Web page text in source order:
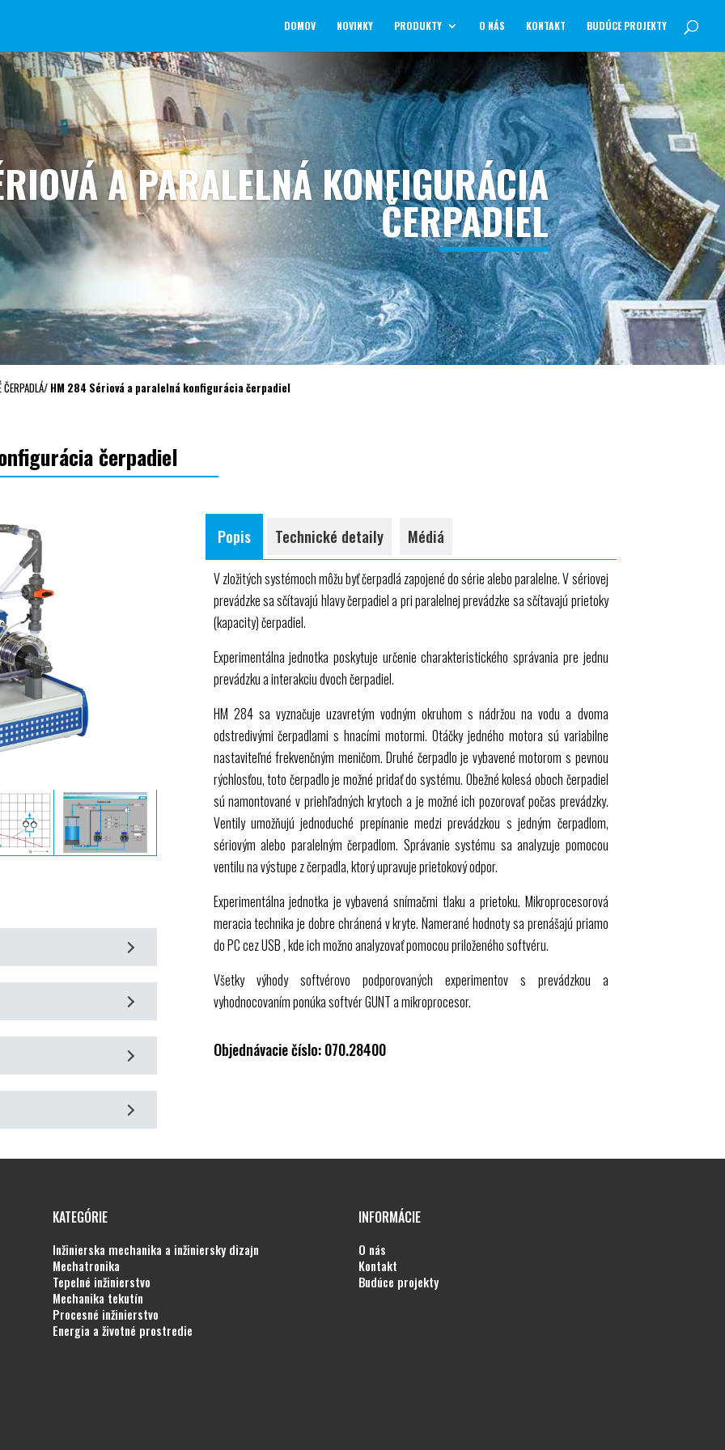
DOMOV NOVINKY PRODUKTY O NÁS KONTAKT BUDÚCE PROJEKTY
A PARALELNÁ KONFIGURÁCIA
ČERPADIEL
/ HM 284 Sériová a paralelná konfigurácia čerpadiel
čerpadiel
jedného čerpadla,
Popis Technické detaily Médiá
V zložitých systémoch môžu byť čerpadlá zapojené do série alebo paralelne. V sériovej
prevádzke sa sčítavajú hlavy čerpadiel a pri paralelnej prevádzke sa sčítavajú prietoky
(kapacity) čerpadiel.
Experimentálna jednotka poskytuje určenie charakteristického správania pre jednu
prevádzku a interakciu dvoch čerpadiel.
HM 284sa vyznačuje uzavretým vodným okruhom s nádržou na vodu a dvoma
odstredivými čerpadlami s hnacími motormi. Otáčky jedného motora sú variabilne
nastaviteľné frekvenčným meničom. Druhé čerpadlo je vybavené motorom s pevnou
rýchlosťou, toto čerpadlo je možné pridať do systému. Obežné kolesá oboch čerpadiel
sú namontované v priehľadných krytoch a je možné ich pozorovať počas prevádzky.
Ventily umožňujú jednoduché prepínanie medzi prevádzkou s jedným čerpadlom,
sériovým alebo paralelným čerpadlom. Správanie systému sa analyzuje pomocou
ventilu na výstupe z čerpadla, ktorý upravuje prietokový odpor.
Experimentálna jednotka je vybavená snímačmi tlaku a prietoku. Mikroprocesorová
meracia technika je dobre chránená v kryte. Namerané hodnoty sa prenášajú priamo
do PC cezUSB, kde ich možno analyzovať pomocou priloženého softvéru.
Všetky výhody softvérovo podporovaných experimentov s prevádzkou a
vyhodnocovaním ponúka softvérGUNTa mikroprocesor.
Objednávacie číslo: 070.28400
KATEGÓRIE
inžinierska mechanika a inžiniersky dizajn
mechatronika
tepelné inžinierstvo
mechanika tekutín
procesné inžinierstvo
energia a životné prostredie
INFORMÁCIE
o nás
kontakt
budúce projekty